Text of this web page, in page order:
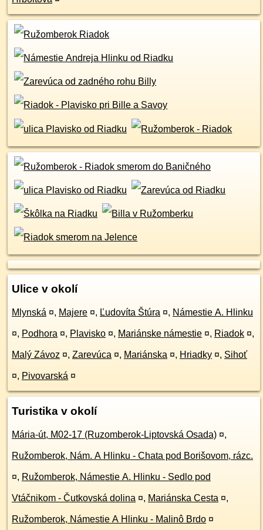
Ulice v okolí
Mlynská ¤, Majere ¤, Ľudovíta Štúra ¤, Námestie A. Hlinku
¤, Podhora ¤, Plavisko ¤, Mariánske námestie ¤, Riadok ¤,
Malý Závoz ¤, Zarevúca ¤, Mariánska ¤, Hriadky ¤, Sihoť
¤, Pivovarská ¤
Turistika v okolí
Mária-út, M02-17 (Ruzomberok-Liptovská Osada) ¤,
Ružomberok, Nám. A Hlinku - Chata pod Borišovom, rázc.
¤, Ružomberok, Námestie A. Hlinku - Sedlo pod
Vtáčnikom - Čutkovská dolina ¤, Mariánska Cesta ¤,
Ružomberok, Námestie A Hlinku - Malinô Brdo ¤